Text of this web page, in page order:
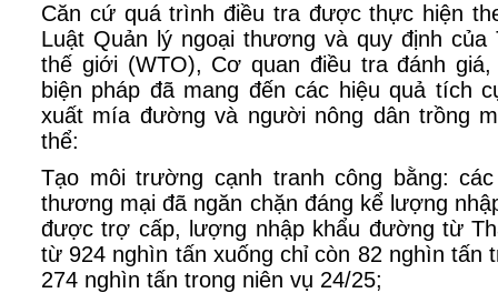
Căn cứ quá trình điều tra được thực hiện
Luật Quản lý ngoại thương và quy định
thế giới (WTO), Cơ quan điều tra đánh
biện pháp đã mang đến các hiệu quả tích
xuất mía đường và người nông dân trồng
thể:
Tạo môi trường cạnh tranh công bằng:
thương mại đã ngăn chặn đáng kể lượng
được trợ cấp, lượng nhập khẩu đường từ
từ 924 nghìn tấn xuống chỉ còn 82 nghìn tấn
274 nghìn tấn trong niên vụ 24/25;